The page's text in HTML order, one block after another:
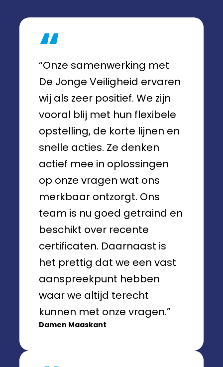
“Onze samenwerking met
De Jonge Veiligheid ervaren
wij als zeer positief. We zijn
vooral blij met hun flexibele
opstelling, de korte lijnen en
snelle acties. Ze denken
actief mee in oplossingen
op onze vragen wat ons
merkbaar ontzorgt. Ons
team is nu goed getraind en
beschikt over recente
certificaten. Daarnaast is
het prettig dat we een vast
aanspreekpunt hebben
waar we altijd terecht
kunnen met onze vragen.”
Damen Maaskant